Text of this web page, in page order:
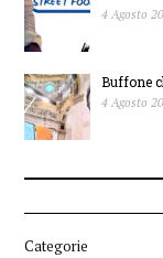
4 Agosto
Buffone
4 Agosto
Categorie